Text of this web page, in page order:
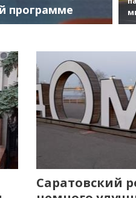
программе
Саратовский